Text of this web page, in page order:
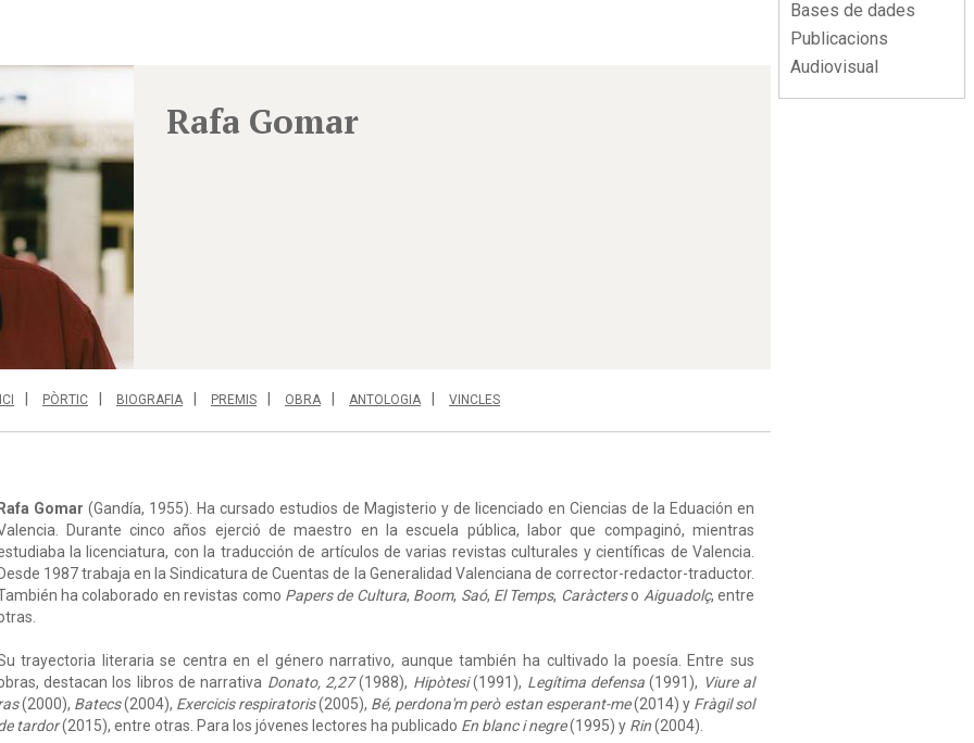
Bases de dades
Publicacions
Audiovisual
Rafa Gomar
PÒRTIC BIOGRAFIA PREMIS OBRA ANTOLOGIA VINCLES
Gomar (Gandía, 1955). Ha cursado estudios de Magisterio y de licenciado en Ciencias de la Eduación en
Durante cinco años ejerció de maestro en la escuela pública, labor que compaginó, mientras
la licenciatura, con la traducción de artículos de varias revistas culturales y científicas de Valencia.
1987 trabaja en la Sindicatura de Cuentas de la Generalidad Valenciana de corrector-redactor-traductor.
ha colaborado en revistas como Papers de Cultura, Boom, Saó, El Temps, Caràcterso Aiguadolç, entre
trayectoria literaria se centra en el género narrativo, aunque también ha cultivado la poesía. Entre sus
destacan los libros de narrativa Donato, 2,27(1988), Hipòtesi(1991), Legítima defensa(1991), Viure al
(2000), Batecs(2004), Exercicis respiratoris(2005), Bé, perdona'm però estan esperant-me(2014) y Fràgil sol
tardor(2015), entre otras. Para los jóvenes lectores ha publicado En blanc i negre(1995) y Rin(2004).